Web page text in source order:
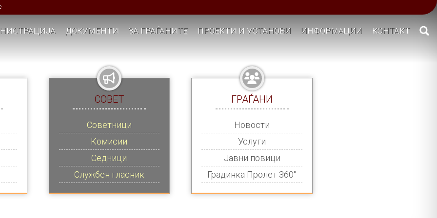
ДОКУМЕНТИ ЗА ГРАЃАНИТЕ ПРОЕКТИ И УСТАНОВИ ИНФОРМАЦИИ КОНТАКТ
СОВЕТ
Советници
Комисии
Седници
Службен гласник
ГРАЃАНИ
Новости
Услуги
Јавни повици
Градинка Пролет 360°